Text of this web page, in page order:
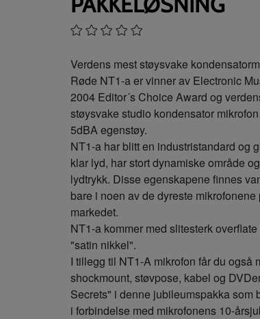
Verdens mest støysvake
Røde NT1-a er vinner av Electronic
2004 Editor´s Choice Award og
støysvake studio kondensator
5dBA egenstøy.
NT1-a har blitt en industristandard og
klar lyd, har stort dynamiske område
lydtrykk. Disse egenskapene finnes
bare i noen av de dyreste mikrofonene
markedet.
NT1-a kommer med slitesterk
"satin nikkel".
I tillegg til NT1-A mikrofon får du også
shockmount, støvpose, kabel og
Secrets" i denne jubileumspakka som
i forbindelse med mikrofonens 10-